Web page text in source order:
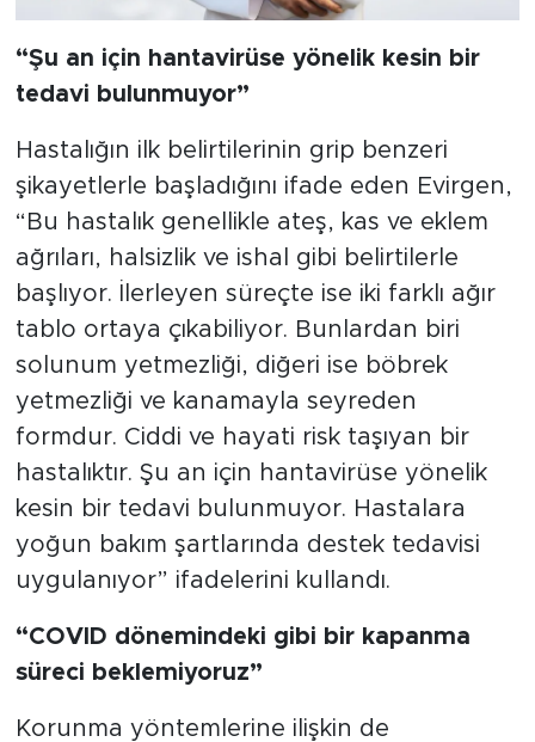
“Şu an için hantavirüse yönelik kesin bir
tedavi bulunmuyor”
Hastalığın ilk belirtilerinin grip benzeri
şikayetlerle başladığını ifade eden Evirgen,
“Bu hastalık genellikle ateş, kas ve eklem
ağrıları, halsizlik ve ishal gibi belirtilerle
başlıyor. İlerleyen süreçte ise iki farklı ağır
tablo ortaya çıkabiliyor. Bunlardan biri
solunum yetmezliği, diğeri ise böbrek
yetmezliği ve kanamayla seyreden
formdur. Ciddi ve hayati risk taşıyan bir
hastalıktır. Şu an için hantavirüse yönelik
kesin bir tedavi bulunmuyor. Hastalara
yoğun bakım şartlarında destek tedavisi
uygulanıyor” ifadelerini kullandı.
“COVID dönemindeki gibi bir kapanma
süreci beklemiyoruz”
Korunma yöntemlerine ilişkin de